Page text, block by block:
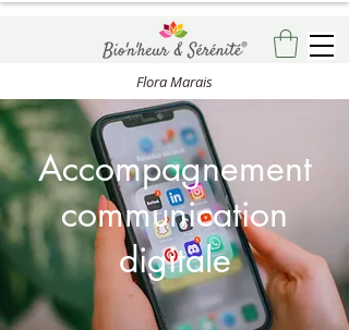
Flora Marais
Accompagnement
communication
digitale